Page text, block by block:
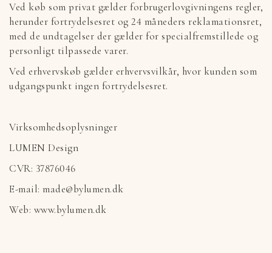
Ved køb som privat gælder forbrugerlovgivningens regler,
herunder fortrydelsesret og 24 måneders reklamationsret,
med de undtagelser der gælder for specialfremstillede og
personligt tilpassede varer.
Ved erhvervskøb gælder erhvervsvilkår, hvor kunden som
udgangspunkt ingen fortrydelsesret.
Virksomhedsoplysninger
LUMEN Design
CVR: 37876046
E-mail: made@bylumen.dk
Web: www.bylumen.dk